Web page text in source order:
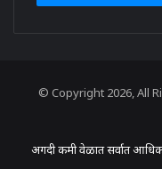
© Copyright 2026, All
अगदी कमी वेळात सर्वात